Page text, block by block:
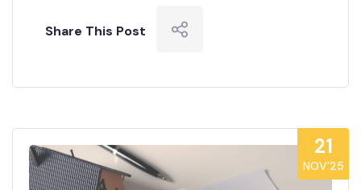
Share This Post
21
NOV’25